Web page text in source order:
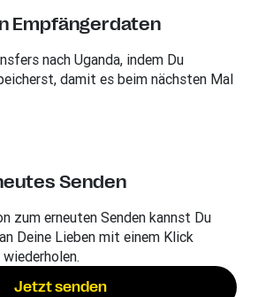
Empfängerdaten
nach Uganda, indem Du
damit es beim nächsten Mal
Senden
zum erneuten Senden kannst Du
Deine Lieben mit einem Klick
Jetzt senden